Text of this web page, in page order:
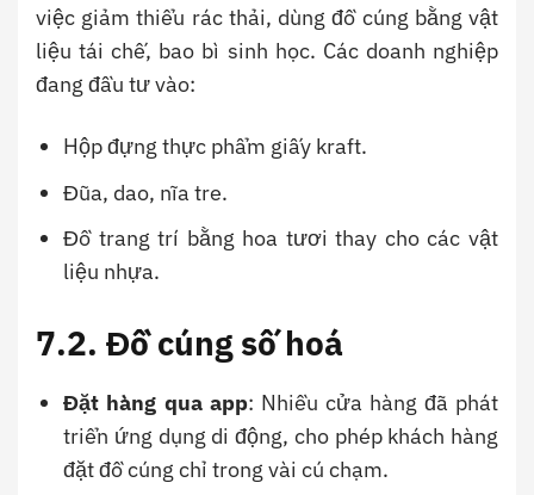
việc giảm thiểu rác thải, dùng đồ cúng bằng vật
liệu tái chế, bao bì sinh học. Các doanh nghiệp
đang đầu tư vào:
Hộp đựng thực phẩm giấy kraft.
Đũa, dao, nĩa tre.
Đồ trang trí bằng hoa tươi thay cho các vật
liệu nhựa.
7.2. Đồ cúng số hoá
Đặt hàng qua app: Nhiều cửa hàng đã phát
triển ứng dụng di động, cho phép khách hàng
đặt đồ cúng chỉ trong vài cú chạm.